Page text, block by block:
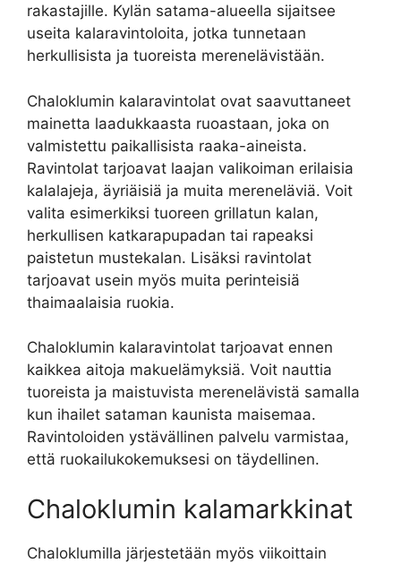
rakastajille. Kylän satama-alueella sijaitsee
useita kalaravintoloita, jotka tunnetaan
herkullisista ja tuoreista merenelävistään.
Chaloklumin kalaravintolat ovat saavuttaneet
mainetta laadukkaasta ruoastaan, joka on
valmistettu paikallisista raaka-aineista.
Ravintolat tarjoavat laajan valikoiman erilaisia
kalalajeja, äyriäisiä ja muita mereneläviä. Voit
valita esimerkiksi tuoreen grillatun kalan,
herkullisen katkarapupadan tai rapeaksi
paistetun mustekalan. Lisäksi ravintolat
tarjoavat usein myös muita perinteisiä
thaimaalaisia ruokia.
Chaloklumin kalaravintolat tarjoavat ennen
kaikkea aitoja makuelämyksiä. Voit nauttia
tuoreista ja maistuvista merenelävistä samalla
kun ihailet sataman kaunista maisemaa.
Ravintoloiden ystävällinen palvelu varmistaa,
että ruokailukokemuksesi on täydellinen.
Chaloklumin kalamarkkinat
Chaloklumilla järjestetään myös viikoittain